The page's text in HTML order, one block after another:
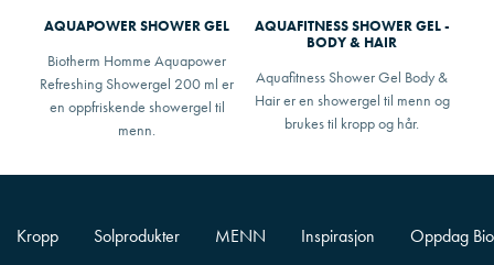
AQUAPOWER SHOWER GEL
Biotherm Homme Aquapower
Refreshing Showergel 200 ml er
en oppfriskende showergel til
menn.
AQUAFITNESS SHOWER GEL -
BODY & HAIR
Aquafitness Shower Gel Body &
Hair er en showergel til menn og
brukes til kropp og hår.
Kropp Solprodukter MENN Inspirasjon Oppdag